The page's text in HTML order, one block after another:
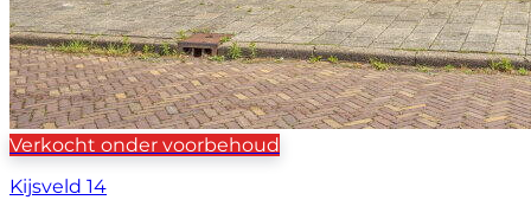
Verkocht onder voorbehoud
Kijsveld 14